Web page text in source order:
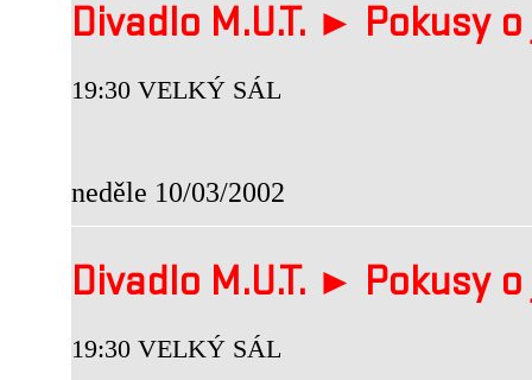
Divadlo M.U.T. ► Pokusy
19:30 VELKÝ SÁL
neděle 10/03/2002
Divadlo M.U.T. ► Pokusy
19:30 VELKÝ SÁL